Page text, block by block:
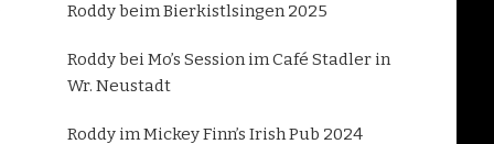
Roddy beim Bierkistlsingen 2025
Roddy bei Mo’s Session im Café Stadler in
Wr. Neustadt
Roddy im Mickey Finn’s Irish Pub 2024